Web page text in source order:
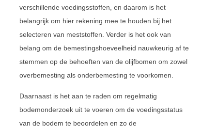
verschillende voedingsstoffen, en daarom is het
belangrijk om hier rekening mee te houden bij het
selecteren van meststoffen. Verder is het ook van
belang om de bemestingshoeveelheid nauwkeurig af te
stemmen op de behoeften van de olijfbomen om zowel
overbemesting als onderbemesting te voorkomen.
Daarnaast is het aan te raden om regelmatig
bodemonderzoek uit te voeren om de voedingsstatus
van de bodem te beoordelen en zo de